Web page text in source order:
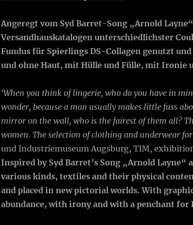
Angeregt vom Syd Barret-Song „Arnold
Versandhauskatalogen unterschiedlichster
Fundus für Spierlings DS-Collagen genutzt
und ohne Haut, mit Hülle und Fülle, mit Ironie
‘When you think of lingerie, who do you have in
wonder, because a man usually makes little fuss
mirror on the wall, who is the fairest of them all?
women. The selection of clothing and underwear
und Industriemuseum Augsburg, TIM,
Inspired by Syd Barret’s Song „Arnold
various kinds, textiles and their physical
and placed in new pictorial worlds. With
abundance, with irony and with a penchant for